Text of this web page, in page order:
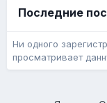
Последние
Ни одного
просматривает